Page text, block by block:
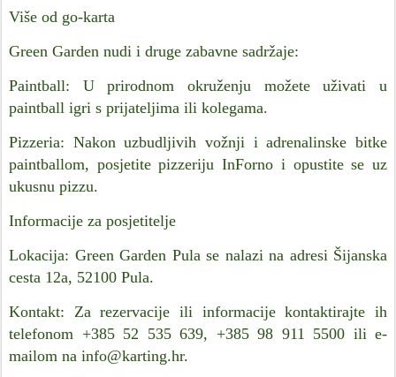
Više od go-karta
Green Garden nudi i druge zabavne sadržaje:
Paintball: U prirodnom okruženju možete uživati u
paintball igri s prijateljima ili kolegama.
Pizzeria: Nakon uzbudljivih vožnji i adrenalinske bitke
paintballom, posjetite pizzeriju InForno i opustite se uz
ukusnu pizzu.
Informacije za posjetitelje
Lokacija: Green Garden Pula se nalazi na adresi Šijanska
cesta 12a, 52100 Pula.
Kontakt: Za rezervacije ili informacije kontaktirajte ih
telefonom +385 52 535 639, +385 98 911 5500 ili e-
mailom na info@karting.hr.